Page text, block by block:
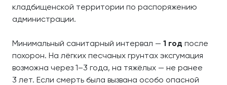
кладбищенской территории по распоряжению
администрации.
Минимальный санитарный интервал — 1 год после
похорон. На лёгких песчаных грунтах эксгумация
возможна через 1–3 года, на тяжёлых — не ранее
3 лет. Если смерть была вызвана особо опасной